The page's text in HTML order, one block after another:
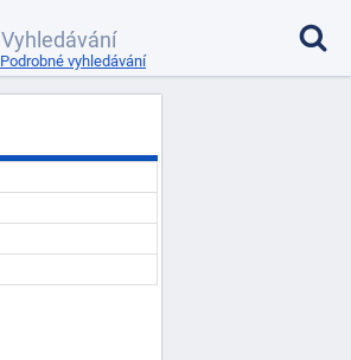
Podrobné vyhledávání